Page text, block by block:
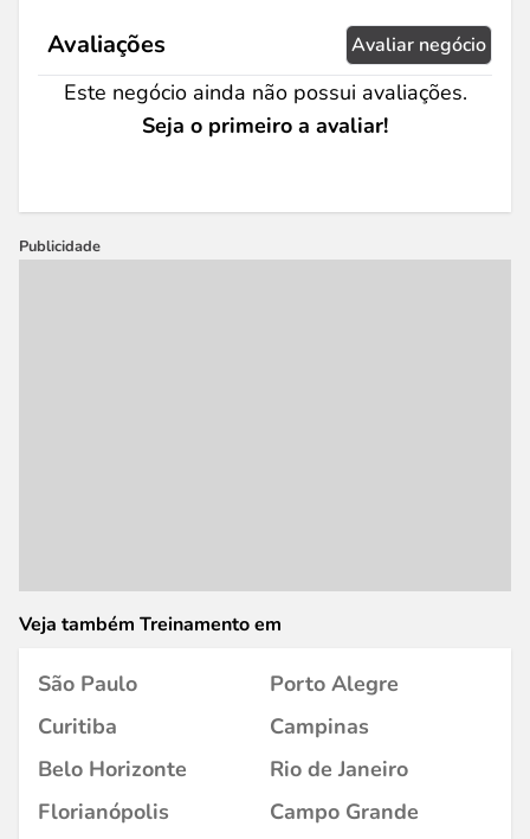
Avaliações Avaliar negócio
Este negócio ainda não possui avaliações.
Seja o primeiro a avaliar!
Publicidade
Veja também Treinamento em
São Paulo
Porto Alegre
Curitiba
Campinas
Belo Horizonte
Rio de Janeiro
Florianópolis
Campo Grande